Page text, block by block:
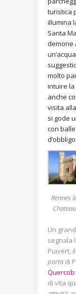
turistica
illumina
Santa
demone
molto
intuire la
anche
visita
si gode
con
d’obbligo.
Rennes
Chateau
Un
segnala
Puivert,
porta di
Quercob
di vita